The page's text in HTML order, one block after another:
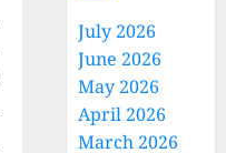
July 2026
June 2026
May 2026
April 2026
March 2026